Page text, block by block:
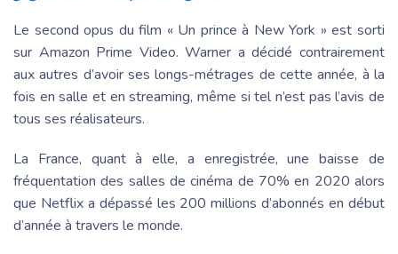
Le second opus du film « Un prince à New York » est sorti
sur Amazon Prime Video. Warner a décidé contrairement
aux autres d’avoir ses longs-métrages de cette année, à la
fois en salle et en streaming, même si tel n’est pas l’avis de
tous ses réalisateurs.
La France, quant à elle, a enregistrée, une baisse de
fréquentation des salles de cinéma de 70% en 2020 alors
que Netflix a dépassé les 200 millions d’abonnés en début
d’année à travers le monde.